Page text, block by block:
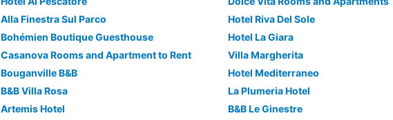
Alla Finestra Sul Parco
Hotel Riva Del Sole
Bohémien Boutique Guesthouse
Hotel La Giara
Casanova Rooms and Apartment to Rent
Villa Margherita
Bouganville B&B
Hotel Mediterraneo
B&B Villa Rosa
La Plumeria Hotel
Artemis Hotel
B&B Le Ginestre